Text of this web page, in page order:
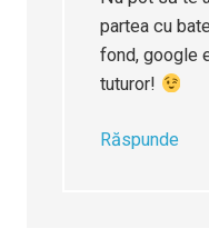
partea cu
fond, google
tuturor!
Răspunde